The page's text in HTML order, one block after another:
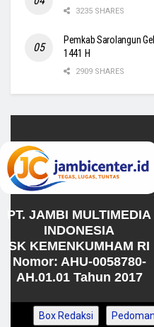
3235 SHARES
Pemkab Sarolangun
1441 H
2909 SHARES
PT. JAMBI MULTIMEDIA
INDONESIA
SK KEMENKUMHAM RI
Nomor: AHU-0058780-
AH.01.01 Tahun 2017
Box Redaksi